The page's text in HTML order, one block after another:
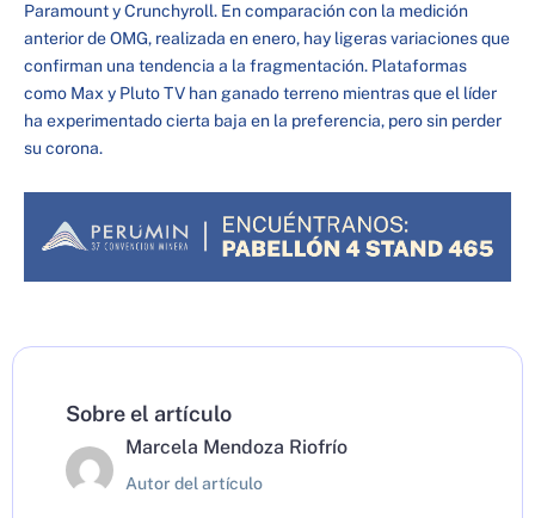
Paramount y Crunchyroll. En comparación con la medición
anterior de OMG, realizada en enero, hay ligeras variaciones que
confirman una tendencia a la fragmentación. Plataformas
como Max y Pluto TV han ganado terreno mientras que el líder
ha experimentado cierta baja en la preferencia, pero sin perder
su corona.
Sobre el artículo
Marcela Mendoza Riofrío
Autor del artículo